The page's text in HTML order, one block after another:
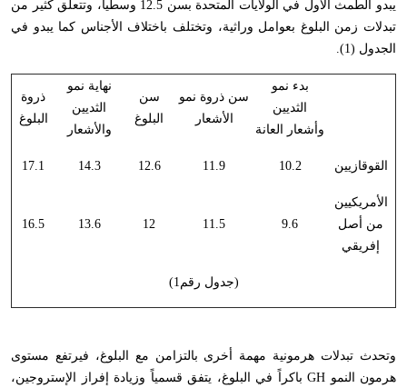
يبدو الطمث الأول في الولايات المتحدة بسن 12.5 وسطياً، وتتعلق كثير من
تبدلات زمن البلوغ بعوامل وراثية، وتختلف باختلاف الأجناس كما يبدو في
الجدول (1).
بدء نمو
الثديين
وأشعار العانة
سن ذروة نمو
الأشعار
سن
البلوغ
نهاية نمو
الثديين
والأشعار
ذروة
البلوغ
القوقازيين 10.2
11.9
12.6
14.3
17.1
الأمريكيين
من أصل
إفريقي
9.6
11.5
12
13.6
16.5
(جدول رقم1)
وتحدث تبدلات هرمونية مهمة أخرى بالتزامن مع البلوغ، فيرتفع مستوى
هرمون النمو GH باكراً في البلوغ، يتفق قسمياً وزيادة إفراز الإستروجين،